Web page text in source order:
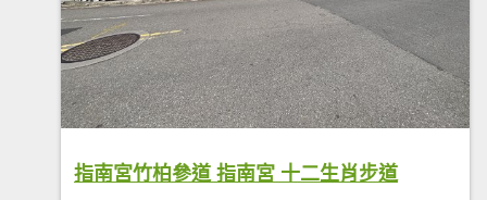
指南宮竹柏參道 指南宮 十二生肖步道